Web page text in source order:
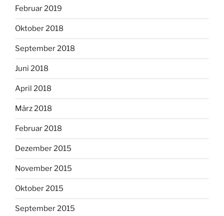
Februar 2019
Oktober 2018
September 2018
Juni 2018
April 2018
März 2018
Februar 2018
Dezember 2015
November 2015
Oktober 2015
September 2015